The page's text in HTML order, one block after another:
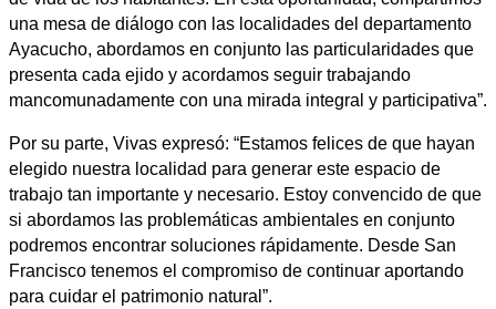
una mesa de diálogo con las localidades del departamento
Ayacucho, abordamos en conjunto las particularidades que
presenta cada ejido y acordamos seguir trabajando
mancomunadamente con una mirada integral y participativa”.
Por su parte, Vivas expresó: “Estamos felices de que hayan
elegido nuestra localidad para generar este espacio de
trabajo tan importante y necesario. Estoy convencido de que
si abordamos las problemáticas ambientales en conjunto
podremos encontrar soluciones rápidamente. Desde San
Francisco tenemos el compromiso de continuar aportando
para cuidar el patrimonio natural”.